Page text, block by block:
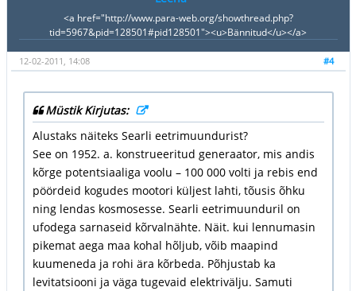
<a href="http://www.para-web.org/showthread.php?
tid=5967&pid=128501#pid128501"><u>Bännitud</u></a>
#4
12-02-2011, 14:08
Müstik Kirjutas:
Alustaks näiteks Searli eetrimuundurist?
See on 1952. a. konstrueeritud generaator, mis andis
kõrge potentsiaaliga voolu – 100 000 volti ja rebis end
pöördeid kogudes mootori küljest lahti, tõusis õhku
ning lendas kosmosesse. Searli eetrimuunduril on
ufodega sarnaseid kõrvalnähte. Näit. kui lennumasin
pikemat aega maa kohal hõljub, võib maapind
kuumeneda ja rohi ära kõrbeda. Põhjustab ka
levitatsiooni ja väga tugevaid elektrivälju. Samuti